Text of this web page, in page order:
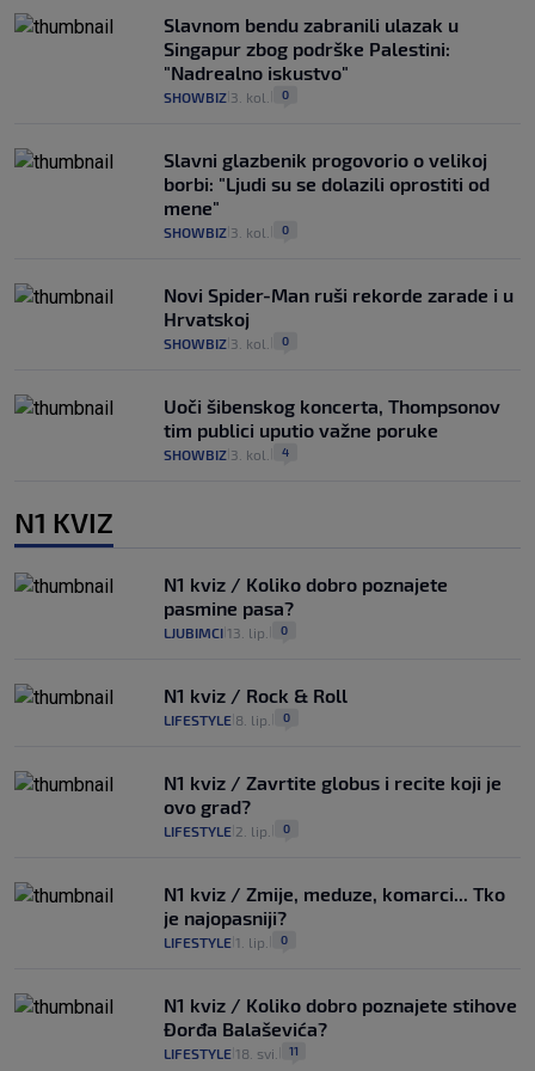
Slavnom bendu zabranili ulazak u
Singapur zbog podrške Palestini:
"Nadrealno iskustvo"
SHOWBIZ 3. kol. 0
Slavni glazbenik progovorio o velikoj
borbi: "Ljudi su se dolazili oprostiti od
mene"
SHOWBIZ 3. kol. 0
Novi Spider-Man ruši rekorde zarade i u
Hrvatskoj
SHOWBIZ 3. kol. 0
Uoči šibenskog koncerta, Thompsonov
tim publici uputio važne poruke
SHOWBIZ 3. kol. 4
N1 KVIZ
N1 kviz / Koliko dobro poznajete
pasmine pasa?
LJUBIMCI 13. lip. 0
N1 kviz / Rock & Roll
LIFESTYLE 8. lip. 0
N1 kviz / Zavrtite globus i recite koji je
ovo grad?
LIFESTYLE 2. lip. 0
N1 kviz / Zmije, meduze, komarci... Tko
je najopasniji?
LIFESTYLE 1. lip. 0
N1 kviz / Koliko dobro poznajete stihove
Đorđa Balaševića?
LIFESTYLE 18. svi. 11